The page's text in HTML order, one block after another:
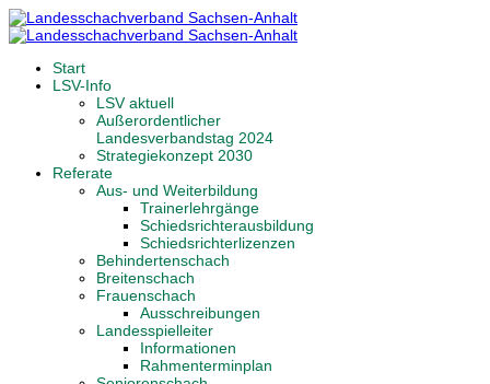
Start
LSV-Info
LSV aktuell
Außerordentlicher
Landesverbandstag 2024
Strategiekonzept 2030
Referate
Aus- und Weiterbildung
Trainerlehrgänge
Schiedsrichterausbildung
Schiedsrichterlizenzen
Behindertenschach
Breitenschach
Frauenschach
Ausschreibungen
Landesspielleiter
Informationen
Rahmenterminplan